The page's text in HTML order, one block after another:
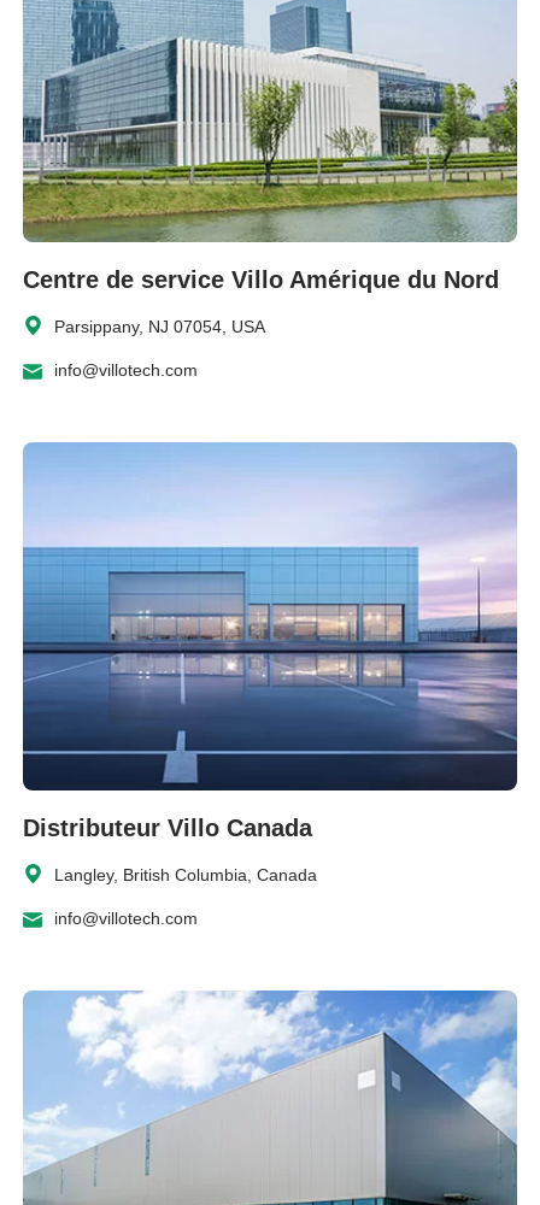
Centre de service Villo Amérique du Nord
Parsippany, NJ 07054, USA
info@villotech.com
Distributeur Villo Canada
Langley, British Columbia, Canada
info@villotech.com